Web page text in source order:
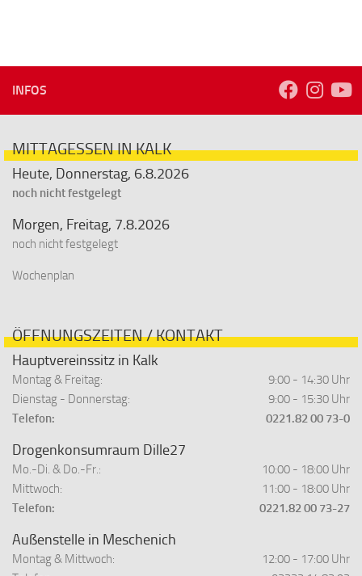
INFOS
MITTAGESSEN IN KALK
Heute, Donnerstag, 6.8.2026
noch nicht festgelegt
Morgen, Freitag, 7.8.2026
noch nicht festgelegt
Wochenplan
ÖFFNUNGSZEITEN / KONTAKT
Hauptvereinssitz in Kalk
Montag & Freitag:
9:00 - 14:30 Uhr
Dienstag - Donnerstag:
9:00 - 15:30 Uhr
Telefon:
0221.82 00 73-0
Drogenkonsumraum Dille27
Mo.-Di. & Do.-Fr.:
10:00 - 18:00 Uhr
Mittwoch:
11:00 - 18:00 Uhr
Telefon:
0221.82 00 73-27
Außenstelle in Meschenich
Montag & Mittwoch:
12:00 - 17:00 Uhr